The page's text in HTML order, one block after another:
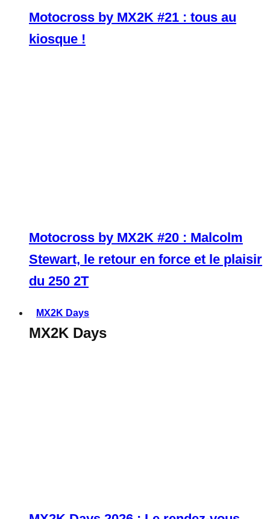
Motocross by MX2K #21 : tous au
kiosque !
Motocross by MX2K #20 : Malcolm
Stewart, le retour en force et le plaisir
du 250 2T
MX2K Days
MX2K Days